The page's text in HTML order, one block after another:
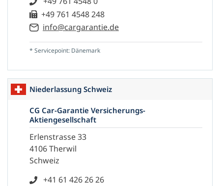
+49 761 4548 248
info@cargarantie.de
* Servicepoint: Dänemark
Niederlassung Schweiz
CG Car-Garantie Versicherungs-
Aktiengesellschaft
Erlenstrasse 33
4106 Therwil
Schweiz
+41 61 426 26 26